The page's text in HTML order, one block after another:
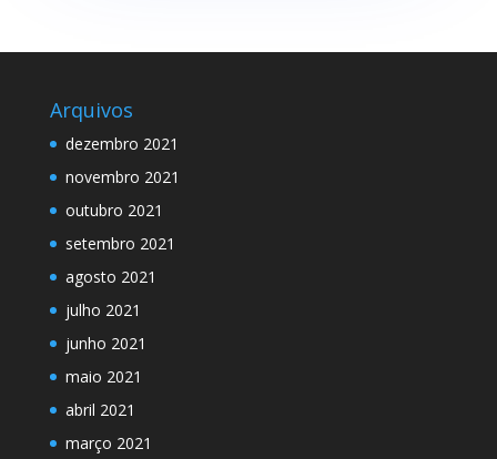
Arquivos
dezembro 2021
novembro 2021
outubro 2021
setembro 2021
agosto 2021
julho 2021
junho 2021
maio 2021
abril 2021
março 2021